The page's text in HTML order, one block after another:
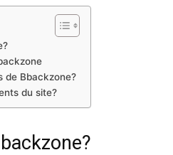
de Bbackzone?
du site?